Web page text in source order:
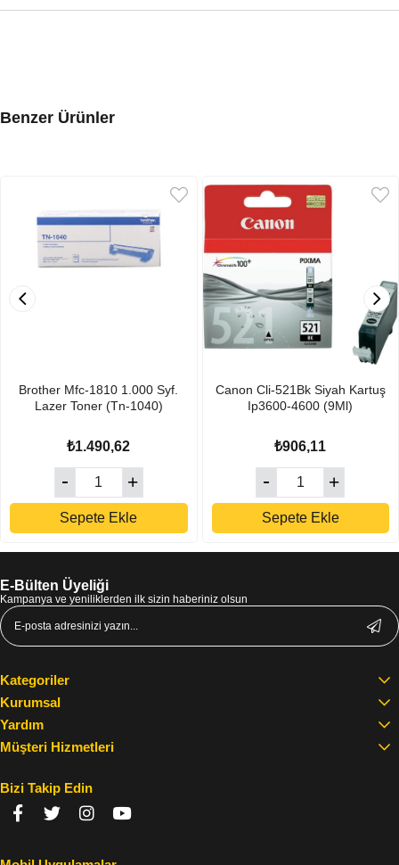
Benzer Ürünler
Brother Mfc-1810 1.000 Syf.
Lazer Toner (Tn-1040)
₺1.490,62
Sepete Ekle
Canon Cli-521Bk Siyah Kartuş
Ip3600-4600 (9Ml)
₺906,11
Sepete Ekle
E-Bülten Üyeliği
Kampanya ve yeniliklerden ilk sizin haberiniz olsun
Kategoriler
Kurumsal
Yardım
Müşteri Hizmetleri
Bizi Takip Edin